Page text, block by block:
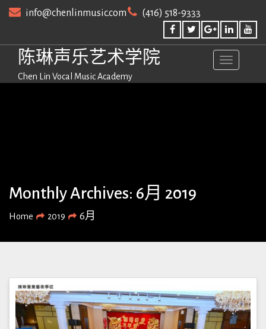
info@chenlinmusic.com (416) 518-9333
陈琳声乐艺术学院
Chen Lin Vocal Music Academy
Monthly Archives: 6月 2019
Home 2019 6月